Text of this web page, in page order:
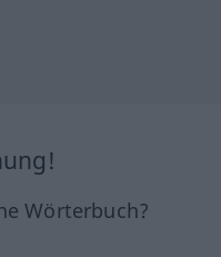
Wörterbuch?